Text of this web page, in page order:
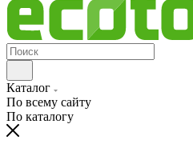
Каталог
По всему сайту
По каталогу